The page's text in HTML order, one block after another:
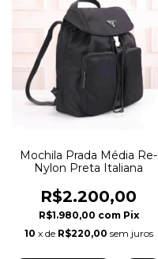
Mochila Prada Média Re-
Nylon Preta Italiana
R$2.200,00
R$1.980,00 com Pix
10 x de R$220,00 sem juros